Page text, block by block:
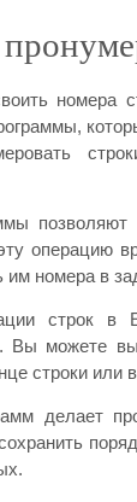
номера
операцию
им номера в
строк в
Вы можете
строки или
делает